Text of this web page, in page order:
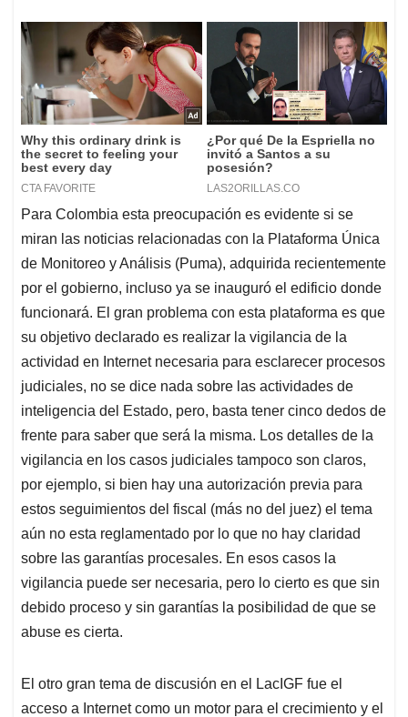
Para Colombia esta preocupación es evidente si se
miran las noticias relacionadas con la Plataforma Única
de Monitoreo y Análisis (Puma), adquirida recientemente
por el gobierno, incluso ya se inauguró el edificio donde
funcionará. El gran problema con esta plataforma es que
su objetivo declarado es realizar la vigilancia de la
actividad en Internet necesaria para esclarecer procesos
judiciales, no se dice nada sobre las actividades de
inteligencia del Estado, pero, basta tener cinco dedos de
frente para saber que será la misma. Los detalles de la
vigilancia en los casos judiciales tampoco son claros,
por ejemplo, si bien hay una autorización previa para
estos seguimientos del fiscal (más no del juez) el tema
aún no esta reglamentado por lo que no hay claridad
sobre las garantías procesales. En esos casos la
vigilancia puede ser necesaria, pero lo cierto es que sin
debido proceso y sin garantías la posibilidad de que se
abuse es cierta.
El otro gran tema de discusión en el LacIGF fue el
acceso a Internet como un motor para el crecimiento y el